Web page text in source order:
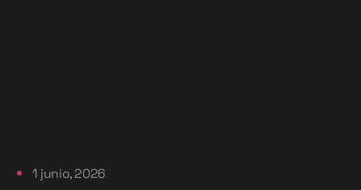
1 junio, 2026